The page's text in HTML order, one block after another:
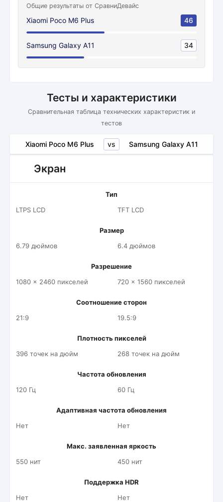
Общие результаты от СравниДевайс
Xiaomi Poco M6 Plus 46
Samsung Galaxy A11 34
Тесты и характеристики
Сравнительная таблица технических характеристик и
тестов
Xiaomi Poco M6 Plus vs Samsung Galaxy A11
Экран
Тип
LTPS LCD
TFT LCD
Размер
6.79 дюймов
6.4 дюймов
Разрешение
1080 x 2460 пикселей
720 x 1560 пикселей
Соотношение сторон
21:9
19.5:9
Плотность пикселей
396 точек на дюйм
268 точек на дюйм
Частота обновления
120 Гц
60 Гц
Адаптивная частота обновления
Нет
Нет
Макс. заявленная яркость
550 нит
450 нит
Поддержка HDR
Нет
Нет